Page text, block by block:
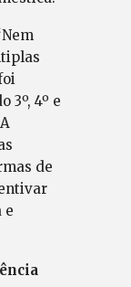
3º, 4º e
de
e